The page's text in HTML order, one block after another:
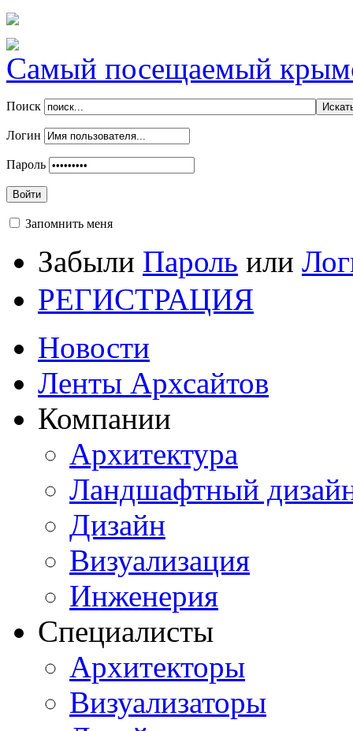
Самый посещаемый
Поиск
Логин
Пароль
Войти
Запомнить меня
Забыли Пароль или
РЕГИСТРАЦИЯ
Новости
Ленты Архсайтов
Компании
Архитектура
Ландшафтный
Дизайн
Визуализация
Инженерия
Специалисты
Архитекторы
Визуализаторы